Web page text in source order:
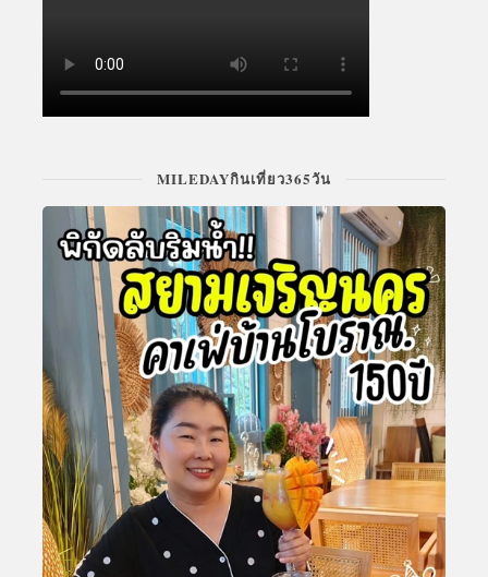
MILEDAYกินเที่ยว365วัน